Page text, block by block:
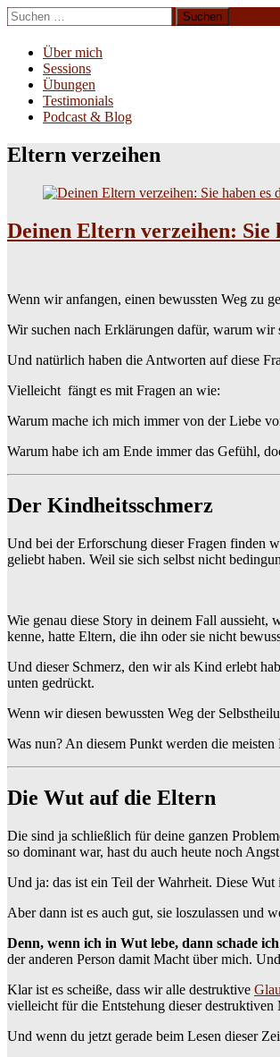
Zum
Inhalt
springen
Suchen
nach:
Über mich
Sessions
Übungen
Testimonials
Podcast & Blog
Eltern verzeihen
Deinen Eltern verzeihen: Sie
Wenn wir anfangen, einen bewussten Weg zu
Wir suchen nach Erklärungen dafür, warum
Und natürlich haben die Antworten auf diese
Vielleicht fängt es mit Fragen an wie:
Warum mache ich mich immer von der Liebe
Warum habe ich am Ende immer das Gefühl,
Der Kindheitsschmerz
Und bei der Erforschung dieser Fragen finden
geliebt haben. Weil sie sich selbst nicht
Wie genau diese Story in deinem Fall aussieht,
kenne, hatte Eltern, die ihn oder sie nicht
Und dieser Schmerz, den wir als Kind erlebt
unten gedrückt.
Wenn wir diesen bewussten Weg der
Was nun? An diesem Punkt werden die
Die Wut auf die Eltern
Die sind ja schließlich für deine ganzen
so dominant war, hast du auch heute noch
Und ja: das ist ein Teil der Wahrheit. Diese
Aber dann ist es auch gut, sie loszulassen und
Denn, wenn ich in Wut lebe, dann schade
der anderen Person damit Macht über mich.
Klar ist es scheiße, dass wir alle destruktive
vielleicht für die Entstehung dieser
Und wenn du jetzt gerade beim Lesen dieser